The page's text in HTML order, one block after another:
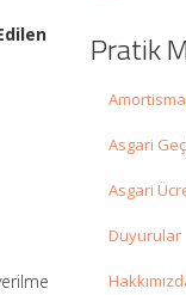
Pratik
Asgari
Asgari
Duyurular